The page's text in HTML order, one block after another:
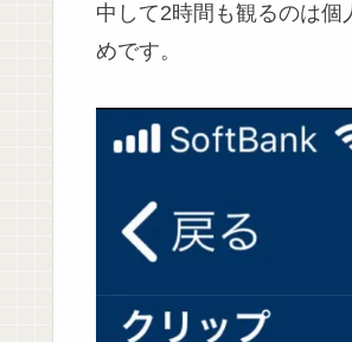
中して2時間も観るのは個
めです。